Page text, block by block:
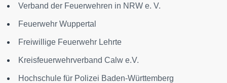
Verband der Feuerwehren in NRW e. V.
Feuerwehr Wuppertal
Freiwillige Feuerwehr Lehrte
Kreisfeuerwehrverband Calw e.V.
Hochschule für Polizei Baden-Württemberg